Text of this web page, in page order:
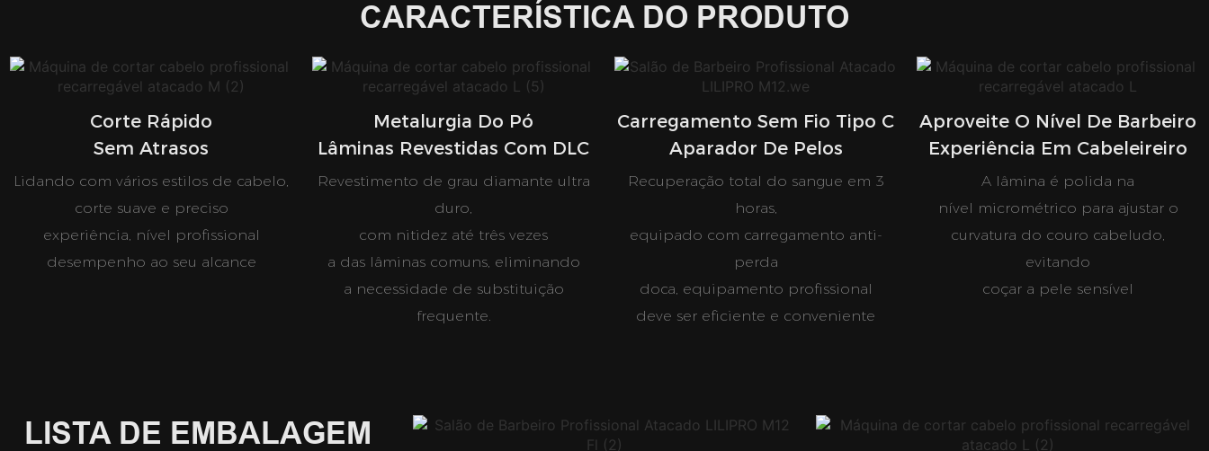
CARACTERÍSTICA DO PRODUTO
Corte Rápido
Sem Atrasos
Lidando com vários estilos de cabelo,
corte suave e preciso
experiência, nível profissional
desempenho ao seu alcance
Metalurgia Do Pó
Lâminas Revestidas Com DLC
Revestimento de grau diamante ultra
duro,
com nitidez até três vezes
a das lâminas comuns, eliminando
a necessidade de substituição
frequente.
Carregamento Sem Fio Tipo C
Aparador De Pelos
Recuperação total do sangue em 3
horas,
equipado com carregamento anti-
perda
doca, equipamento profissional
deve ser eficiente e conveniente
Aproveite O Nível De Barbeiro
Experiência Em Cabeleireiro
A lâmina é polida na
nível micrométrico para ajustar o
curvatura do couro cabeludo,
evitando
coçar a pele sensível
LISTA DE EMBALAGEM